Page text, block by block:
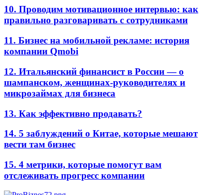
10. Проводим мотивационное интервью: как
правильно разговаривать с сотрудниками
11. Бизнес на мобильной рекламе: история
компании Qmobi
12. Итальянский финансист в России — о
шампанском, женщинах-руководителях и
микрозаймах для бизнеса
13. Как эффективно продавать?
14. 5 заблуждений о Китае, которые мешают
вести там бизнес
15. 4 метрики, которые помогут вам
отслеживать прогресс компании